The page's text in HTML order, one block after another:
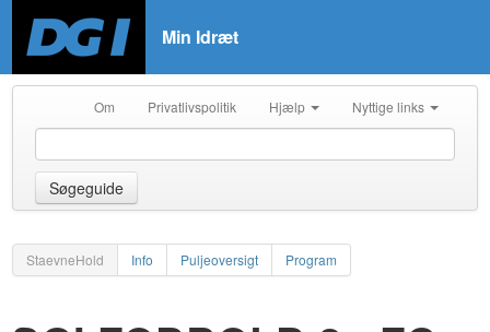
Min Idræt
Om Privatlivspolitik Hjælp Nyttige links
Søgeguide
StaevneHold Info Puljeoversigt Program